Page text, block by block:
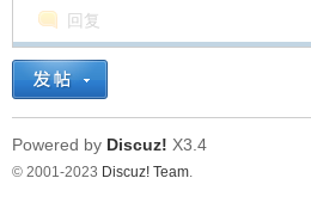
回复
Powered by Discuz! X3.4
© 2001-2023 Discuz! Team.